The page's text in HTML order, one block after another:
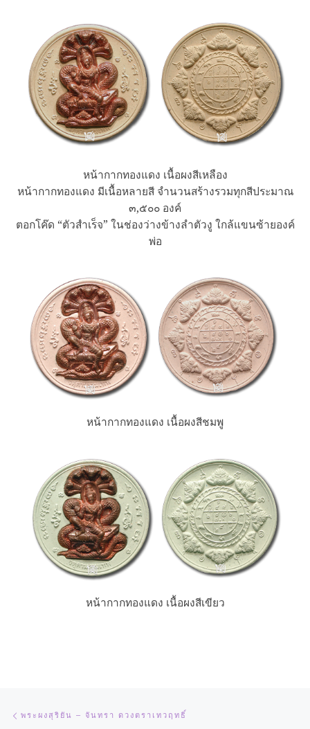
หน้ากากทองแดง เนื้อผงสีเหลือง
หน้ากากทองแดง มีเนื้อหลายสี จำนวนสร้างรวมทุกสีประมาณ
๓,๕๐๐ องค์
ตอกโค๊ด “ตัวสำเร็จ” ในช่องว่างข้างลำตัวงู ใกล้แขนซ้ายองค์
พ่อ
หน้ากากทองแดง เนื้อผงสีชมพู
หน้ากากทองแดง เนื้อผงสีเขียว
พระผงสุริยัน – จันทรา ดวงตราเทวฤทธิ์